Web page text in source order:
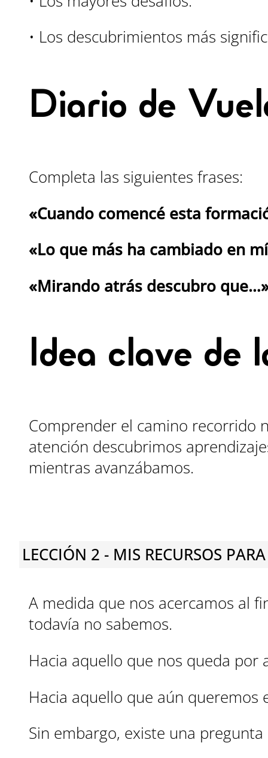
• Los descubrimientos más
Diario de
Completa las siguientes frases:
«Cuando comencé esta
«Lo que más ha cambiado en
«Mirando atrás descubro
Idea clave de
Comprender el camino recorrido
atención descubrimos
mientras avanzábamos.
LECCIÓN 2 - MIS RECURSOS
A medida que nos acercamos al
todavía no sabemos.
Hacia aquello que nos queda por
Hacia aquello que aún queremos
Sin embargo, existe una